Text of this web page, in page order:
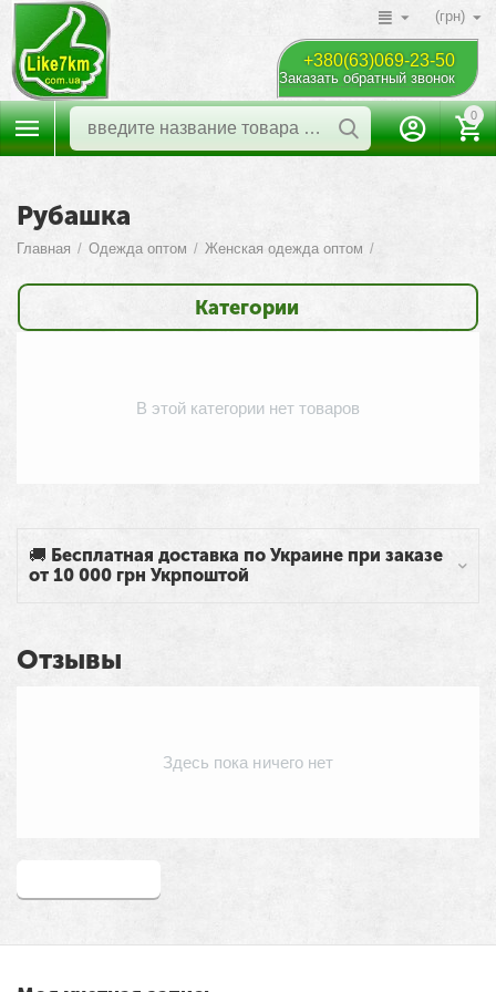
(грн)
+380(63)069-23-50
Заказать обратный звонок
0
Рубашка
Главная / Одежда оптом / Женская одежда оптом /
Категории
🚚 Бесплатная доставка по Украине при заказе
от 10 000 грн Укрпоштой
В этой категории нет товаров
Отзывы
Здесь пока ничего нет